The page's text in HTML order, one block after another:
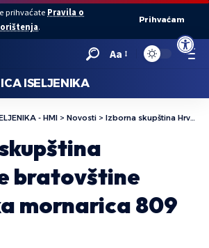
Open
prihvaćate Pravila o
.
Prihvaćam
Aa
ISELJENIKA
- HMI > Novosti > Izborna skupština Hrvatske bratovštine Bokeljska mornarica 809 Zagreb
bratovštine
mornarica 809